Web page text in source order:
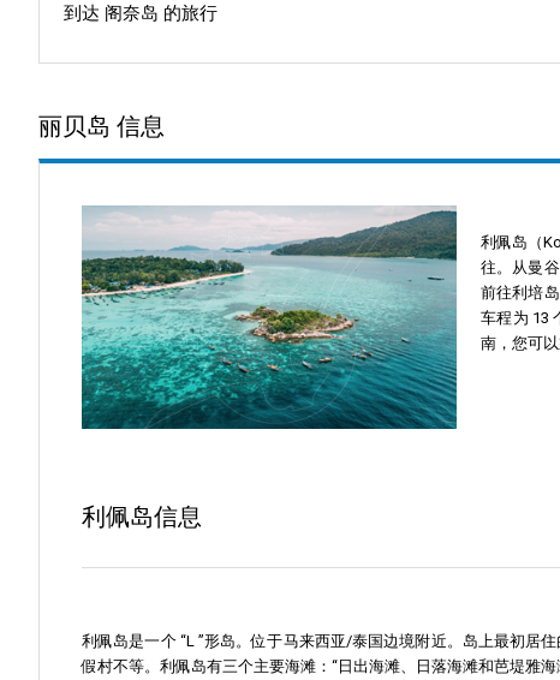
到达 阁奈岛 的旅行
丽贝岛 信息
利佩岛（
往。从曼
前往利培
车程为 13
南，您可
利佩岛信息
利佩岛是一个 “L ”形岛。位于马来西亚/泰国边境附近。岛上最初居
假村不等。利佩岛有三个主要海滩：“日出海滩、日落海滩和芭堤雅